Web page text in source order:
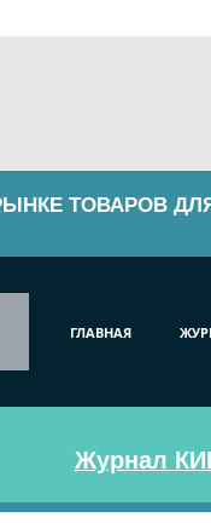
ТОВАРОВ
ГЛАВНАЯ
Журнал